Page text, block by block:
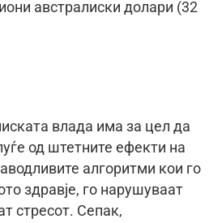
австралиски долари (32
влада има за цел да
од штетните ефекти на
алгоритми кои го
здравје, го нарушуваат
стресот. Сепак,